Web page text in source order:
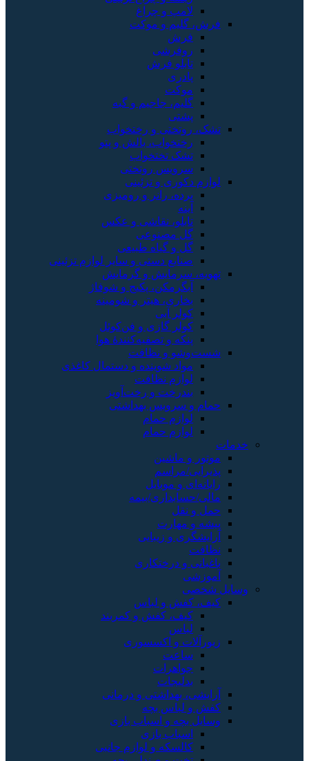
لامپ و چراغ
فرش، گلیم و موکت
فرش
روفرشی
تابلو فرش
پادری
موکت
گلیم، جاجیم و گبه
پشتی
تشک، روتختی و رختخواب
رختخواب، بالش و پتو
تشک تختخواب
سرویس روتختی
لوازم دکوری و تزئینی
پرده، رانر و رومیزی
آینه
تابلو، نقاشی و عکس
گل مصنوعی
گل و گیاه طبیعی
صنایع دستی و سایر لوازم تزئینی
تهویه، سرمایش و گرمایش
آبگرمکن، پکیج و شوفاژ
بخاری، هیتر و شومینه
کولر آبی
کولر گازی و فن‌کوئل
پنکه و تصفیه‌کنندهٔ هوا
شست‌وشو و نظافت
مواد شوینده و دستمال کاغذی
لوازم نظافت
بندرخت و رخت‌آویز
حمام و سرویس بهداشتی
لوازم حمام
لوازم حمام
خدمات
موتور و ماشین
پذیرایی/مراسم
رایانه‌ای و موبایل
مالی/حسابداری/بیمه
حمل و نقل
پیشه و مهارت
آرایشگری و زیبایی
نظافت
باغبانی و درختکاری
آموزشی
وسایل شخصی
کیف، کفش و لباس
کیف، کفش و کمربند
لباس
زیورآلات و اکسسوری
ساعت
جواهرات
بدلیجات
آرایشی، بهداشتی و درمانی
کفش و لباس بچه
وسایل بچه و اسباب بازی
اسباب بازی
کالسکه و لوازم جانبی